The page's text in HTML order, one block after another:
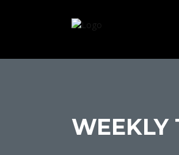
WEEKLY